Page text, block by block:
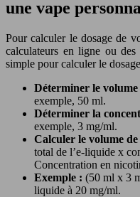
une vape
Pour calculer le dosage de
calculateurs en ligne ou
simple pour calculer le
Déterminer le
exemple, 50 ml.
Déterminer la
exemple, 3 mg/ml.
Calculer le volume
total de l’e-liquide x
Concentration en
Exemple : (50 ml x 3
liquide à 20 mg/ml.